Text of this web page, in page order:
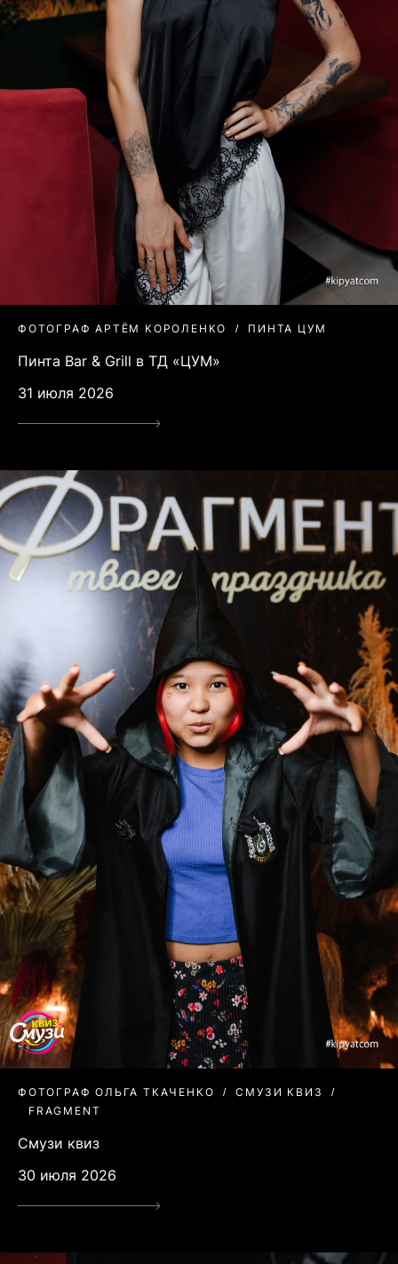
ФОТОГРАФ АРТЁМ КОРОЛЕНКО ПИНТА ЦУМ
Пинта Bar & Grill в ТД «ЦУМ»
31 июля 2026
ФОТОГРАФ ОЛЬГА ТКАЧЕНКО
СМУЗИ КВИЗ
FRAGMENT
Смузи квиз
30 июля 2026